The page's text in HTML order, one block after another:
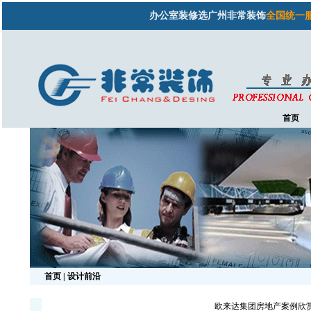
办公室装修选广州非常装饰全国统一
首页
首页 | 设计前沿
欧来达集团房地产案例欣